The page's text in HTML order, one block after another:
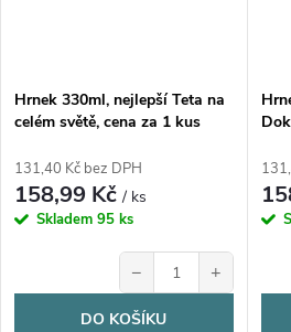
Hrnek 330ml, nejlepší Teta na
celém světě, cena za 1 kus
131,40 Kč bez DPH
158,99 Kč/ ks
Skladem 95 ks
− +
DO KOŠÍKU